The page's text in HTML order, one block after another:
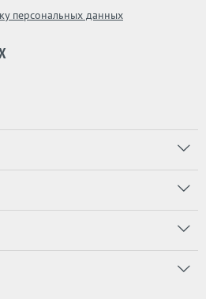
персональных данных